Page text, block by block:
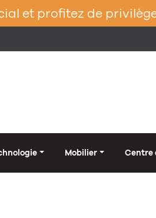
et profitez de
Mobilier Centre